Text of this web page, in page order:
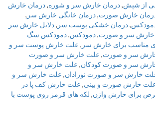
از شپش,درمان خارش سر و شوره,درمان خارش
خارش صورت,درمان خانگی خارش سر ,
,درمان خشکی پوست سر ,دلایل خارش سر
خارش سر و صورت,دمودکس,دمودکس سگ
مناسب برای خارش سر , علت خارش پوست سر و
سر و صورت, علت خارش سر و صورت
سر و صورت کودکان, علت خارش سر و
خارش سر و صورت نوزادان, علت خارش سر و
خارش صورت و بینی, علت خارش کف پا در
برای خارش واژن, لکه های قرمز روی پوست با